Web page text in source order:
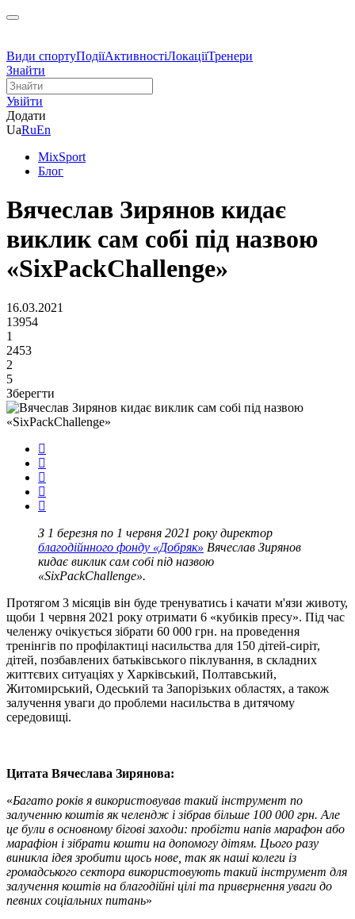
Види спортуПодіїАктивностіЛокаціїТренери
Знайти
Увійти
Додати
UaRuEn
MixSport
Блог
Вячеслав Зирянов кидає
виклик сам собі під назвою
«SixPackChallenge»
16.03.2021
13954
1
2453
2
5
Зберегти
З 1 березня по 1 червня 2021 року директор
благодійнного фонду «Добряк» Вячеслав Зирянов
кидає виклик сам собі під назвою
«SixPackChallenge».
Протягом 3 місяців він буде тренуватись і качати м'язи животу,
щоби 1 червня 2021 року отримати 6 «кубиків пресу». Під час
челенжу очікується зібрати 60 000 грн. на проведення
тренінгів по профілактиці насильства для 150 дітей-сиріт,
дітей, позбавлених батьківського піклування, в складних
життєвих ситуаціях у Харківський, Полтавський,
Житомирський, Одеський та Запорізьких областях, а також
залучення уваги до проблеми насильства в дитячому
середовищі.
Цитата Вячеслава Зирянова:
«Багато років я використовував такий інструмент по
залученню коштів як челендж і зібрав більше 100 000 грн. Але
це були в основному бігові заходи: пробігти напів марафон або
марафіон і зібрати кошти на допомогу дітям. Цього разу
виникла ідея зробити щось нове, так як наші колеги із
громадського сектора використовують такий інструмент для
залучення коштів на благодійні цілі та привернення уваги до
певних соціальних питань»